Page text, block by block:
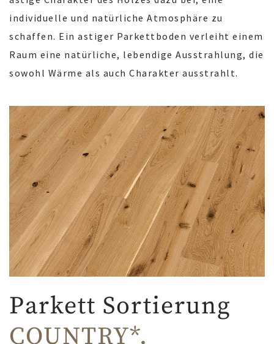
individuelle und natürliche Atmosphäre zu
schaffen. Ein astiger Parkettboden verleiht einem
Raum eine natürliche, lebendige Ausstrahlung, die
sowohl Wärme als auch Charakter ausstrahlt.
Parkett Sortierung
COUNTRY*.